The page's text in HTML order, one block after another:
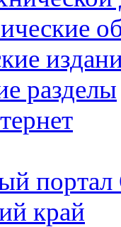
разделы
портал
край